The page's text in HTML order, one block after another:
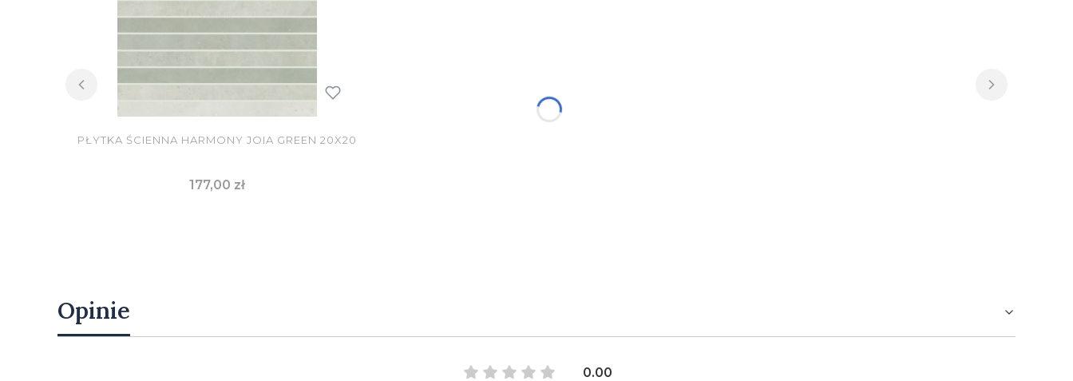
PŁYTKA ŚCIENNA HARMONY JOIA GREEN 20X20
Cena
177,00 zł
Opinie
0.00